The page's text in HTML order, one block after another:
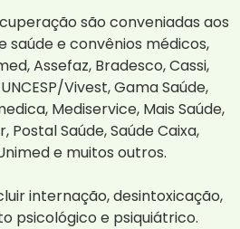
são conveniadas aos
saúde e convênios médicos,
Assefaz, Bradesco, Cassi,
Vivest, Gama Saúde,
Mediservice, Mais Saúde,
Postal Saúde, Saúde Caixa,
e muitos outros.
internação, desintoxicação,
psicológico e psiquiátrico.